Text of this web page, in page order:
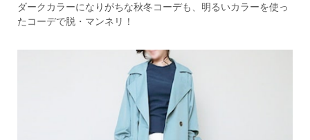
ダークカラーになりがちな秋冬コーデも、明るいカラーを使っ
たコーデで脱・マンネリ！